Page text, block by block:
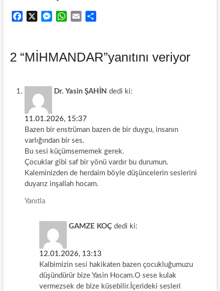
M
e
e
W
s
p
l
e
2 “MİHMANDAR”yanıtını veriyor
Dr. Yasin ŞAHİN dedi ki:
11.01.2026, 15:37
Bazen bir enstrüman bazen de bir duygu, insanın
varlığından bir ses.
Bu sesi küçümsememek gerek.
Çocuklar gibi saf bir yönü vardır bu durumun.
Kaleminizden de herdaim böyle düşüncelerin seslerini
duyarız inşallah hocam.
Yanıtla
GAMZE KOÇ dedi ki:
12.01.2026, 13:13
Kalbimizin sesi hakikaten bazen çocukluğumuzu
düşündürür bize Yasin Hocam.O sese kulak
vermezsek de bize küsebilir.İçerideki sesleri